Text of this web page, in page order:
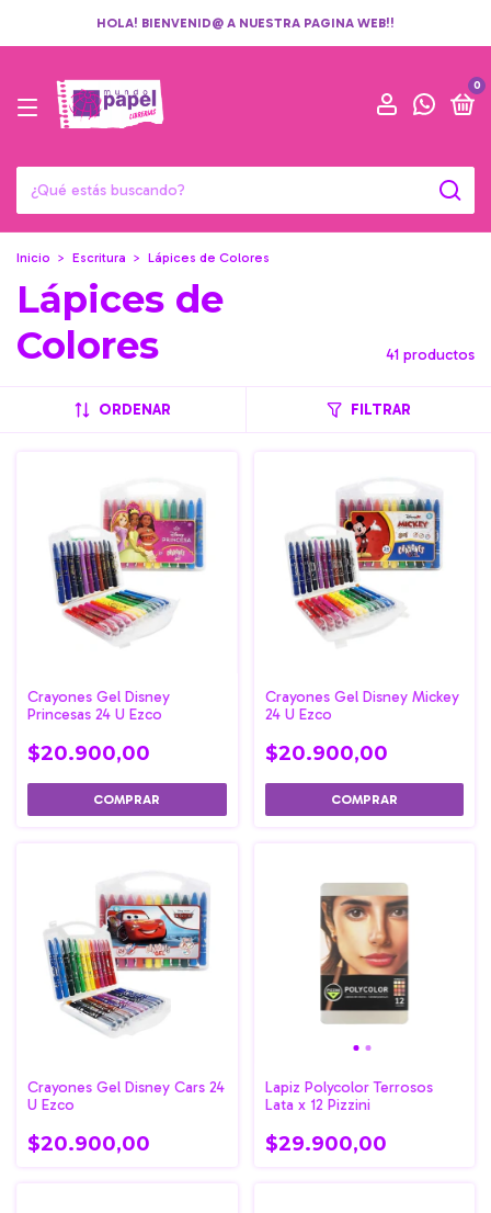
HOLA! BIENVENID@ A NUESTRA PAGINA WEB!!
0
Inicio > Escritura > Lápices de Colores
Lápices de
Colores
41 productos
ORDENAR FILTRAR
Crayones Gel Disney
Princesas 24 U Ezco
$20.900,00
Crayones Gel Disney Mickey
24 U Ezco
$20.900,00
Crayones Gel Disney Cars 24
U Ezco
$20.900,00
Lapiz Polycolor Terrosos
Lata x 12 Pizzini
$29.900,00